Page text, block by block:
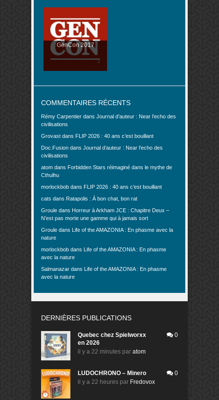
GenCon 2017
COMMENTAIRES RÉCENTS
Rémy Carpentier dans Journal d’auteur : Near l’echo des
civilisations
Grovast dans FLIP 2026 : 40 ans c’est bouillant
Doc.Fusion dans Journal d’auteur : Near l’echo des
civilisations
atom dans Forbidden Stars réimaginé dans le mythe de
Cthulhu
morlockbob dans FLIP 2026 : 40 ans c’est bouillant
cats dans Ratapolis : À bon chat, bon rat
Groule dans Horreur à Arkham JCE : Chapitre Deux –
N’est pas morte une gamme qui à jamais sort
Groule dans Life of the AMAZONIA : En phasme avec la
nature
morlockbob dans Life of the AMAZONIA : En phasme
avec la nature
Salmanazar dans Life of the AMAZONIA : En phasme
avec la nature
DERNIÈRES PUBLICATIONS
Quebec chez Spielworxx
en 2026
il y a 22 minutes par atom
0
LUDOCHRONO – Minero
il y a 22 heures par Fredovox
0